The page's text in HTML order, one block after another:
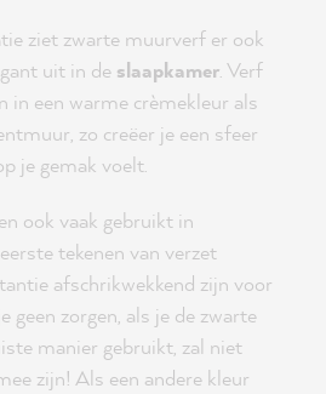
ziet zwarte muurverf er ook
uit in de slaapkamer. Verf
in een warme crèmekleur als
zo creëer je een sfeer
je gemak voelt.
ook vaak gebruikt in
tekenen van verzet
afschrikwekkend zijn voor
geen zorgen, als je de zwarte
manier gebruikt, zal niet
zijn! Als een andere kleur